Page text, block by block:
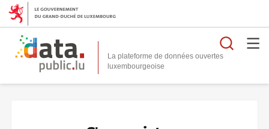
La plateforme de données ouvertes